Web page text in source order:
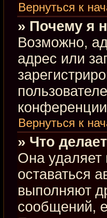
Вернуться к
» Почему я
Возможно,
адрес или
Вернуться к
» Что
Она удаляет
оставаться
выполняют
сообщений,